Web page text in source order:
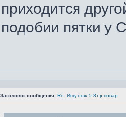
приходится
подобии пятки у
Заголовок сообщения: Re: Ищу нож.5-8т.р.повар